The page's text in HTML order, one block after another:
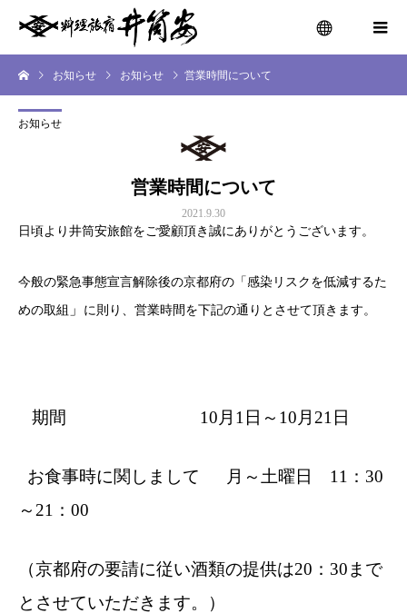
お知らせ お知らせ 営業時間について
お知らせ
営業時間について
2021.9.30
日頃より井筒安旅館をご愛顧頂き誠にありがとうございます。
今般の緊急事態宣言解除後の京都府の「感染リスクを低減するた
めの取組 」 に則り、営業時間を下記の通りとさせて頂きます。
期間 10月1日～10月21日
お食事時に関しまして 月～土曜日 11：30
～21：00
（京都府の要請に従い酒類の提供は20：30まで
とさせていただきます。）